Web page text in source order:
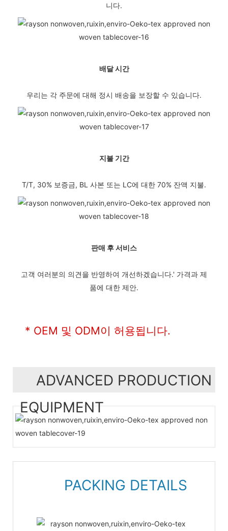
니다.
배달 시간
우리는 각 주문에 대해 정시 배송을 보장할 수 있습니다.
지불 기간
T/T, 30% 보증금, BL 사본 또는 LC에 대한 70% 잔액 지불.
판매 후 서비스
고객 여러분의 의견을 반영하여 개선하겠습니다.' 가격과 제
품에 대한 제안.
* OEM 및 ODM이 허용됩니다.
ADVANCED PRODUCTION
EQUIPMENT
PACKING DETAILS